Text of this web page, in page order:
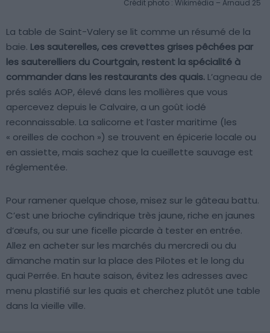
Crédit photo : Wikimédia – Arnaud 25
La table de Saint-Valery se lit comme un résumé de la
baie. Les sauterelles, ces crevettes grises pêchées par
les sauterelliers du Courtgain, restent la spécialité à
commander dans les restaurants des quais. L’agneau de
prés salés AOP, élevé dans les mollières que vous
apercevez depuis le Calvaire, a un goût iodé
reconnaissable. La salicorne et l’aster maritime (les
« oreilles de cochon ») se trouvent en épicerie locale ou
en assiette, mais sachez que la cueillette sauvage est
réglementée.
Pour ramener quelque chose, misez sur le gâteau battu.
C’est une brioche cylindrique très jaune, riche en jaunes
d’œufs, ou sur une ficelle picarde à tester en entrée.
Allez en acheter sur les marchés du mercredi ou du
dimanche matin sur la place des Pilotes et le long du
quai Perrée. En haute saison, évitez les adresses avec
menu plastifié sur les quais et cherchez plutôt une table
dans la vieille ville.